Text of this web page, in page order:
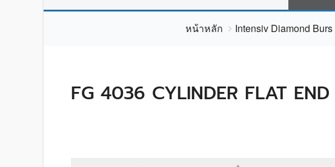
หน้าหลัก Intensiv Diamond Burs
FG 4036 CYLINDER FLAT